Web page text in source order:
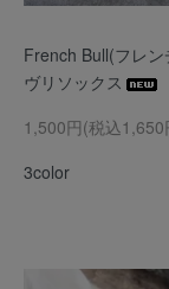
French Bull(フレン
ヴリソックス
1,500円(税込1,650
3color